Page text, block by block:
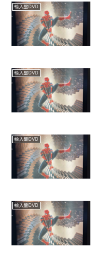
輸入盤DVD
輸入盤DVD
輸入盤DVD
輸入盤DVD